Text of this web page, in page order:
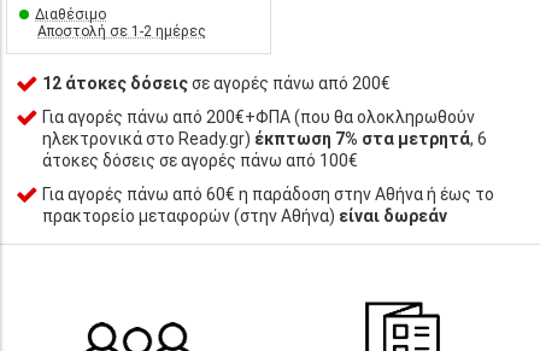
Διαθέσιμο
Αποστολή σε 1-2 ημέρες
12 άτοκες δόσειςσε αγορές πάνω από 200€
Για αγορές πάνω από 200€+ΦΠΑ (που θα ολοκληρωθούν
ηλεκτρονικά στο Ready.gr) έκπτωση 7% στα μετρητά, 6
άτοκες δόσεις σε αγορές πάνω από 100€
Για αγορές πάνω από 60€ η παράδοση στην Αθήνα ή έως το
πρακτορείο μεταφορών (στην Αθήνα) είναι δωρεάν